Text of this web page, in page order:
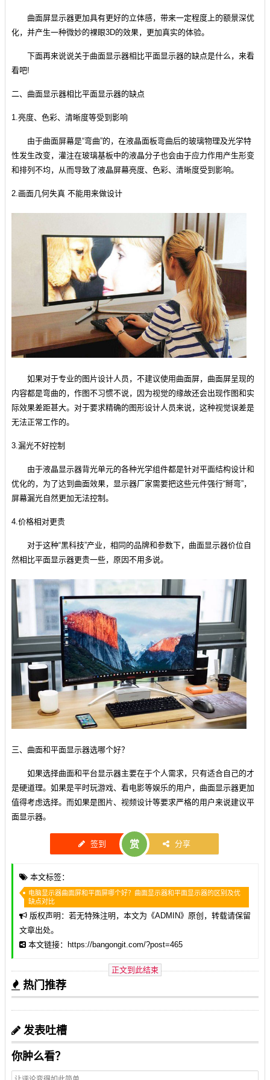
曲面屏显示器更加具有更好的立体感，带来一定程度上的额景深优
化，并产生一种微妙的裸眼3D的效果，更加真实的体验。
下面再来说说关于曲面显示器相比平面显示器的缺点是什么，来看
看吧!
二、曲面显示器相比平面显示器的缺点
1.亮度、色彩、清晰度等受到影响
由于曲面屏幕是“弯曲”的，在液晶面板弯曲后的玻璃物理及光学特
性发生改变，灌注在玻璃基板中的液晶分子也会由于应力作用产生形变
和排列不均，从而导致了液晶屏幕亮度、色彩、清晰度受到影响。
2.画面几何失真 不能用来做设计
如果对于专业的图片设计人员，不建议使用曲面屏，曲面屏呈现的
内容都是弯曲的，作图不习惯不说，因为视觉的缘故还会出现作图和实
际效果差距甚大。对于要求精确的图形设计人员来说，这种视觉误差是
无法正常工作的。
3.漏光不好控制
由于液晶显示器背光单元的各种光学组件都是针对平面结构设计和
优化的，为了达到曲面效果，显示器厂家需要把这些元件强行“掰弯”，
屏幕漏光自然更加无法控制。
4.价格相对更贵
对于这种“黑科技”产业，相同的品牌和参数下，曲面显示器价位自
然相比平面显示器更贵一些，原因不用多说。
三、曲面和平面显示器选哪个好？
如果选择曲面和平台显示器主要在于个人需求，只有适合自己的才
是硬道理。如果是平时玩游戏、看电影等娱乐的用户，曲面显示器更加
值得考虑选择。而如果是图片、视频设计等要求严格的用户来说建议平
面显示器。
签到 赏 分享
本文标签：
电脑显示器曲面屏和平面屏哪个好？曲面显示器和平面显示器的区别及优
缺点对比
版权声明：若无特殊注明，本文为《ADMIN》原创，转载请保留
文章出处。
本文链接：https://bangongit.com/?post=465
正文到此结束
热门推荐
发表吐槽
你肿么看？